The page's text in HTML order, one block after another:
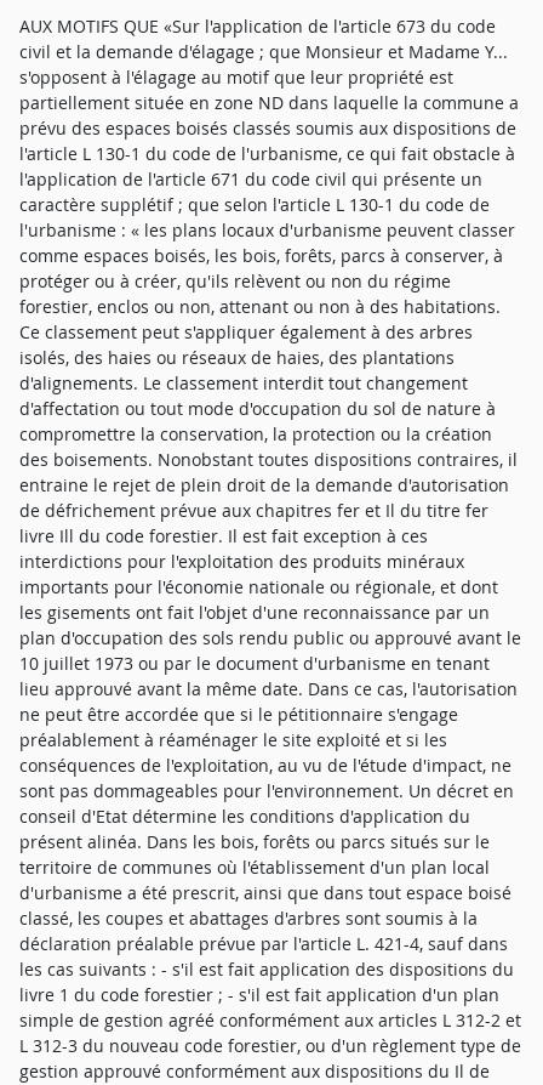
AUX MOTIFS QUE «Sur l'application de l'article 673 du code
civil et la demande d'élagage ; que Monsieur et Madame Y...
s'opposent à l'élagage au motif que leur propriété est
partiellement située en zone ND dans laquelle la commune a
prévu des espaces boisés classés soumis aux dispositions de
l'article L 130-1 du code de l'urbanisme, ce qui fait obstacle à
l'application de l'article 671 du code civil qui présente un
caractère supplétif ; que selon l'article L 130-1 du code de
l'urbanisme : « les plans locaux d'urbanisme peuvent classer
comme espaces boisés, les bois, forêts, parcs à conserver, à
protéger ou à créer, qu'ils relèvent ou non du régime
forestier, enclos ou non, attenant ou non à des habitations.
Ce classement peut s'appliquer également à des arbres
isolés, des haies ou réseaux de haies, des plantations
d'alignements. Le classement interdit tout changement
d'affectation ou tout mode d'occupation du sol de nature à
compromettre la conservation, la protection ou la création
des boisements. Nonobstant toutes dispositions contraires, il
entraine le rejet de plein droit de la demande d'autorisation
de défrichement prévue aux chapitres fer et Il du titre fer
livre Ill du code forestier. Il est fait exception à ces
interdictions pour l'exploitation des produits minéraux
importants pour l'économie nationale ou régionale, et dont
les gisements ont fait l'objet d'une reconnaissance par un
plan d'occupation des sols rendu public ou approuvé avant le
10 juillet 1973 ou par le document d'urbanisme en tenant
lieu approuvé avant la même date. Dans ce cas, l'autorisation
ne peut être accordée que si le pétitionnaire s'engage
préalablement à réaménager le site exploité et si les
conséquences de l'exploitation, au vu de l'étude d'impact, ne
sont pas dommageables pour l'environnement. Un décret en
conseil d'Etat détermine les conditions d'application du
présent alinéa. Dans les bois, forêts ou parcs situés sur le
territoire de communes où l'établissement d'un plan local
d'urbanisme a été prescrit, ainsi que dans tout espace boisé
classé, les coupes et abattages d'arbres sont soumis à la
déclaration préalable prévue par l'article L. 421-4, sauf dans
les cas suivants : - s'il est fait application des dispositions du
livre 1 du code forestier ; - s'il est fait application d'un plan
simple de gestion agréé conformément aux articles L 312-2 et
L 312-3 du nouveau code forestier, ou d'un règlement type de
gestion approuvé conformément aux dispositions du Il de